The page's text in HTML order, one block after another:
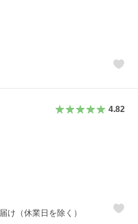
4.82
け（休業日を除く）